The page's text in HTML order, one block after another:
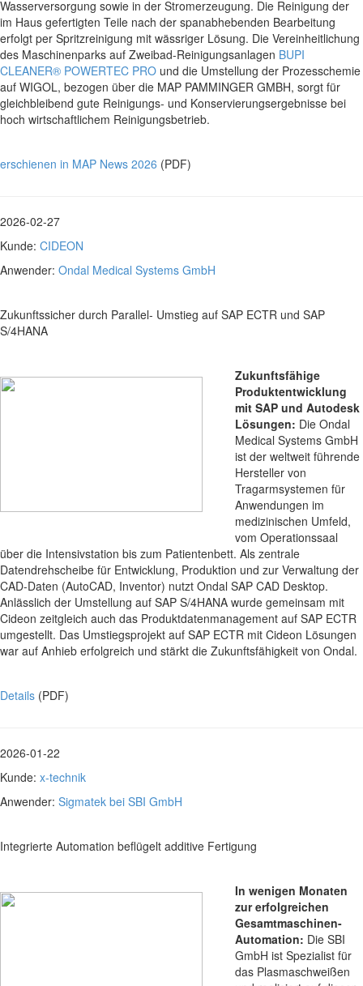
Wasserversorgung sowie in der Stromerzeugung. Die Reinigung der
im Haus gefertigten Teile nach der spanabhebenden Bearbeitung
erfolgt per Spritzreinigung mit wässriger Lösung. Die Vereinheitlichung
des Maschinenparks auf Zweibad-Reinigungsanlagen BUPI
CLEANER® POWERTEC PRO und die Umstellung der Prozesschemie
auf WIGOL, bezogen über die MAP PAMMINGER GMBH, sorgt für
gleichbleibend gute Reinigungs- und Konservierungsergebnisse bei
hoch wirtschaftlichem Reinigungsbetrieb.
erschienen in MAP News 2026 (PDF)
2026-02-27
Kunde: CIDEON
Anwender: Ondal Medical Systems GmbH
Zukunftssicher durch Parallel- Umstieg auf SAP ECTR und SAP
S/4HANA
Zukunftsfähige
Produktentwicklung
mit SAP und Autodesk
Lösungen: Die Ondal
Medical Systems GmbH
ist der weltweit führende
Hersteller von
Tragarmsystemen für
Anwendungen im
medizinischen Umfeld,
vom Operationssaal
über die Intensivstation bis zum Patientenbett. Als zentrale
Datendrehscheibe für Entwicklung, Produktion und zur Verwaltung der
CAD-Daten (AutoCAD, Inventor) nutzt Ondal SAP CAD Desktop.
Anlässlich der Umstellung auf SAP S/4HANA wurde gemeinsam mit
Cideon zeitgleich auch das Produktdatenmanagement auf SAP ECTR
umgestellt. Das Umstiegsprojekt auf SAP ECTR mit Cideon Lösungen
war auf Anhieb erfolgreich und stärkt die Zukunftsfähigkeit von Ondal.
Details (PDF)
2026-01-22
Kunde: x-technik
Anwender: Sigmatek bei SBI GmbH
Integrierte Automation beflügelt additive Fertigung
In wenigen Monaten
zur erfolgreichen
Gesamtmaschinen-
Automation: Die SBI
GmbH ist Spezialist für
das Plasmaschweißen